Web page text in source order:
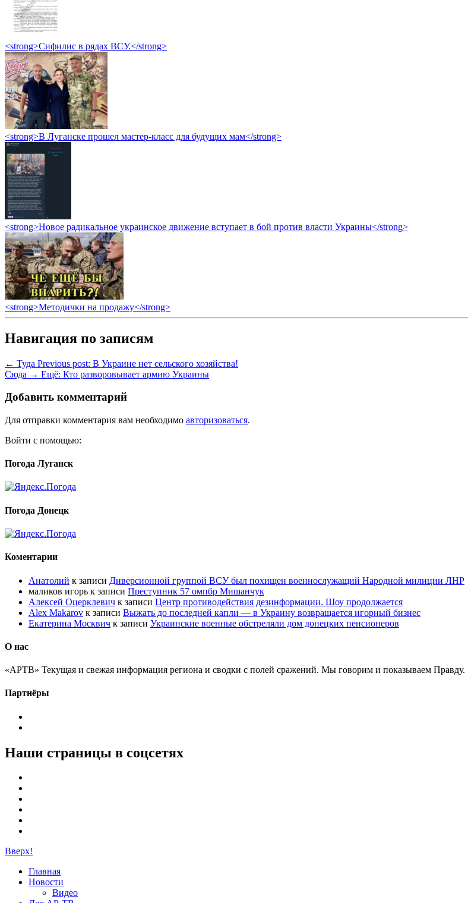
<strong>Сифилис в рядах ВСУ.</strong>
<strong>В Луганске прошел мастер-класс для будущих мам</strong>
<strong>Новое радикальное украинское движение вступает в бой против власти Украины</strong>
<strong>Методички на продажу</strong>
Навигация по записям
← Туда Previous post: В Украине нет сельского хозяйства!
Сюда → Ещё: Кто разворовывает армию Украины
Добавить комментарий
Для отправки комментария вам необходимо авторизоваться.
Войти с помощью:
Погода Луганск
Погода Донецк
Коментарии
Анатолий к записи Диверсионной группой ВСУ был похищен военнослужащий Народной милиции ЛНР
маликов игорь к записи Преступник 57 омпбр Мишанчук
Алексей Оцерклевич к записи Центр противодействия дезинформации. Шоу продолжается
Alex Makarov к записи Выжать до последней капли — в Украину возвращается игорный бизнес
Екатерина Москвич к записи Украинские военные обстреляли дом донецких пенсионеров
О нас
«АРТВ» Текущая и свежая информация региона и сводки с полей сражений. Мы говорим и показываем Правду.
Партнёры
Наши страницы в соцсетях
Вверх!
Главная
Новости
Видео